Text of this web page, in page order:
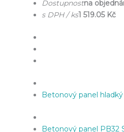
Dostupnostna
s DPH / ks1 519.05 Kč
Betonový panel
Betonový panel PB32